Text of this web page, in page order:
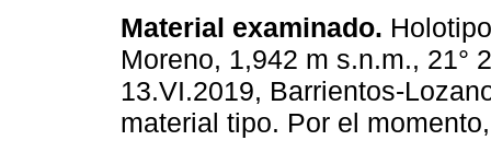
Material examinado.
Moreno, 1,942 m s.n.m., 21°
13.VI.2019, Barrientos-
material tipo. Por el